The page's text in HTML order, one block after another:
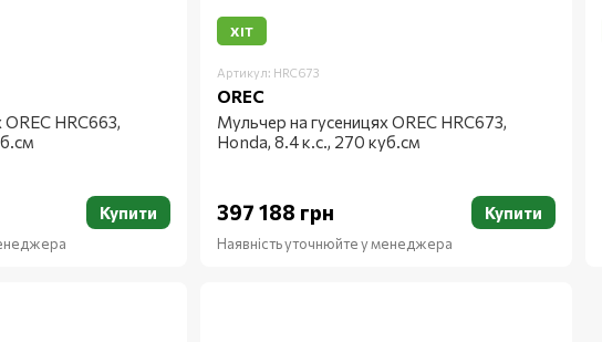
HRC663,
Купити
ХІТ
Артикул: HRC673
OREC
Мульчер на гусеницях OREC HRC673,
Honda, 8.4 к.с., 270 куб.см
397 188 грн Купити
Наявність уточнюйте у менеджера